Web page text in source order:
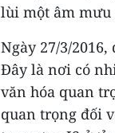
lùi một âm mưu
Ngày 27/3/
Đây là nơi có
văn hóa quan
quan trọng đối